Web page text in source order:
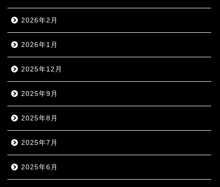
2026年2月
2026年1月
2025年12月
2025年9月
2025年8月
2025年7月
2025年6月